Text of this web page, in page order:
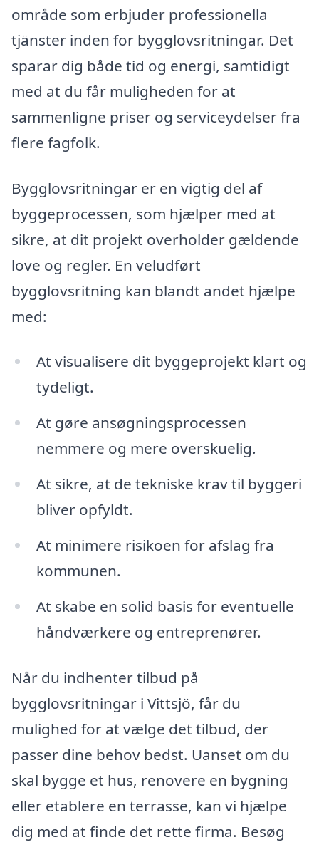
område som erbjuder professionella
tjänster inden for bygglovsritningar. Det
sparar dig både tid og energi, samtidigt
med at du får muligheden for at
sammenligne priser og serviceydelser fra
flere fagfolk.
Bygglovsritningar er en vigtig del af
byggeprocessen, som hjælper med at
sikre, at dit projekt overholder gældende
love og regler. En veludført
bygglovsritning kan blandt andet hjælpe
med:
At visualisere dit byggeprojekt klart og
tydeligt.
At gøre ansøgningsprocessen
nemmere og mere overskuelig.
At sikre, at de tekniske krav til byggeri
bliver opfyldt.
At minimere risikoen for afslag fra
kommunen.
At skabe en solid basis for eventuelle
håndværkere og entreprenører.
Når du indhenter tilbud på
bygglovsritningar i Vittsjö, får du
mulighed for at vælge det tilbud, der
passer dine behov bedst. Uanset om du
skal bygge et hus, renovere en bygning
eller etablere en terrasse, kan vi hjælpe
dig med at finde det rette firma. Besøg